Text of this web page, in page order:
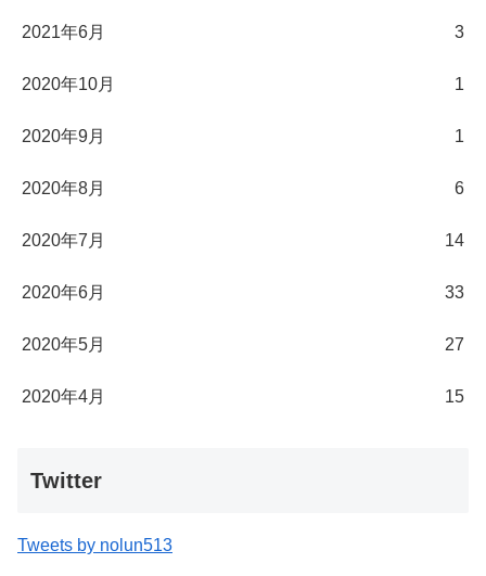
2021年6月 3
2020年10月 1
2020年9月 1
2020年8月 6
2020年7月 14
2020年6月 33
2020年5月 27
2020年4月 15
Twitter
Tweets by nolun513